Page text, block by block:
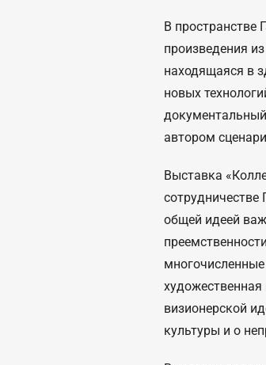
В пространстве
произведения
находящаяся в
новых
автором
Выставка
сотрудничестве
общей идеей
художественная
визионерской
культуры и о